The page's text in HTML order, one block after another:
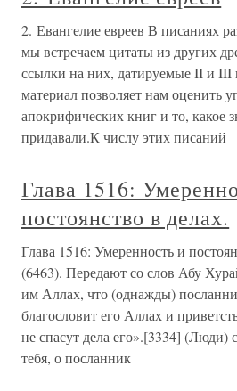
2. Евангелие евреев В писаниях
мы встречаем цитаты из других
ссылки на них, датируемые II и III
материал позволяет нам оценить
апокрифических книг и то, какое
придавали.К числу этих писаний
Глава 1516:
постоянство в делах.
Глава 1516: Умеренность и
(6463). Передают со слов Абу
им Аллах, что (однажды)
благословит его Аллах и
не спасут дела его».[3334] (Люди)
тебя, о посланник